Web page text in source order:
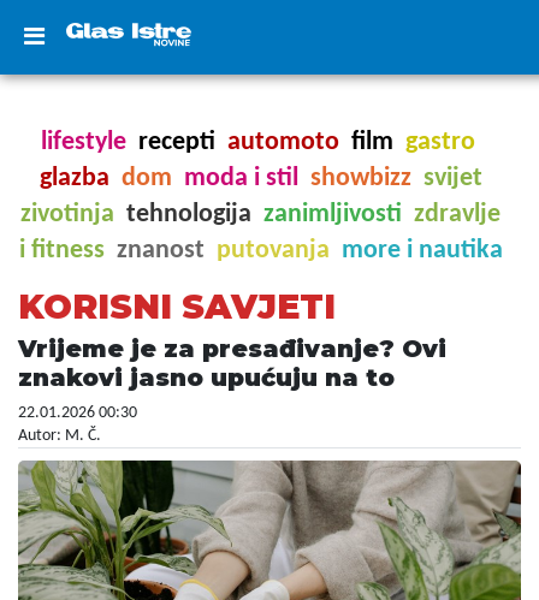
lifestyle recepti automoto film gastro
glazba dom moda i stil showbizz svijet
zivotinja tehnologija zanimljivosti zdravlje
i fitness znanost putovanja more i nautika
KORISNI SAVJETI
Vrijeme je za presađivanje? Ovi
znakovi jasno upućuju na to
22.01.2026 00:30
Autor: M. Č.